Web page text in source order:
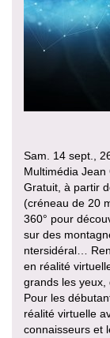
Sam. 14 sept.,
Multimédia Jean
Gratuit, à partir
(créneau de 20
360° pour
sur des
ntersidéral…
en réalité
grands les yeux,
Pour les
réalité virtuelle
connaisseurs et